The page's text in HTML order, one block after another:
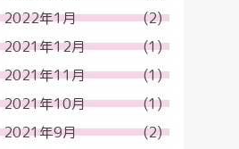
2022年1月
(2)
2021年12月
(1)
2021年11月
(1)
2021年10月
(1)
2021年9月
(2)